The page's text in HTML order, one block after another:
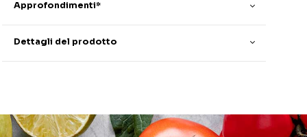
Approfondimenti*
Dettagli del prodotto